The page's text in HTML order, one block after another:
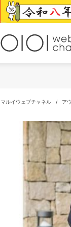
マルイウェブチャネル / ア